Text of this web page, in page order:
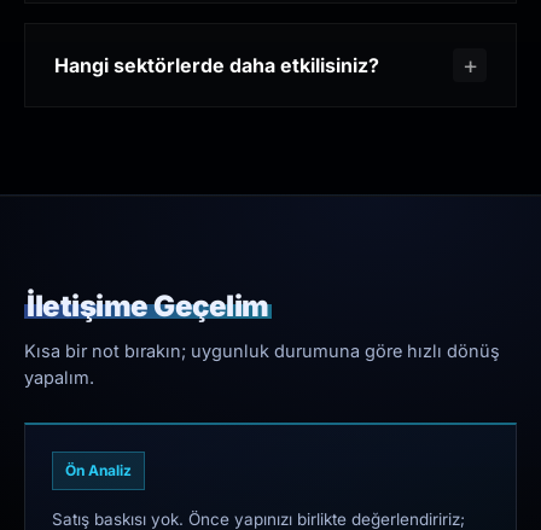
Hangi sektörlerde daha etkilisiniz?
İletişime Geçelim
Kısa bir not bırakın; uygunluk durumuna göre hızlı dönüş
yapalım.
Ön Analiz
Satış baskısı yok. Önce yapınızı birlikte değerlendiririz;